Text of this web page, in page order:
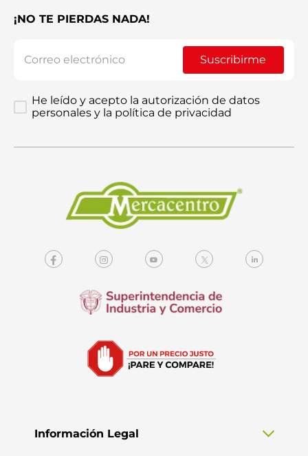
¡NO TE PIERDAS NADA!
Suscribirme
He leído y acepto la autorización de datos
personales y la política de privacidad
Información Legal